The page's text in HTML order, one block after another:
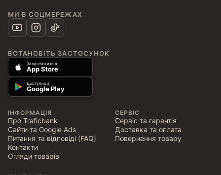
МИ В СОЦМЕРЕЖАХ
ВСТАНОВІТЬ ЗАСТОСУНОК
Завантажити в
App Store
Доступно в
Google Play
ІНФОРМАЦІЯ
Про Traficbank
Сайти та Google Ads
Питання та відповіді (FAQ)
Контакти
Огляди товарів
СЕРВІС
Сервіс та гарантія
Доставка та оплата
Повернення товару